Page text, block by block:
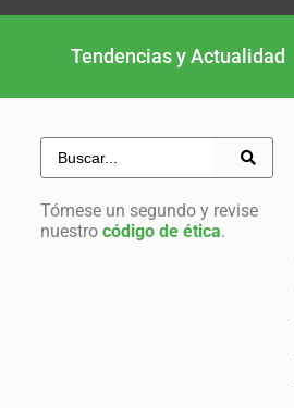
Tendencias y Actualidad
Tómese un segundo y revise
nuestro código de ética.